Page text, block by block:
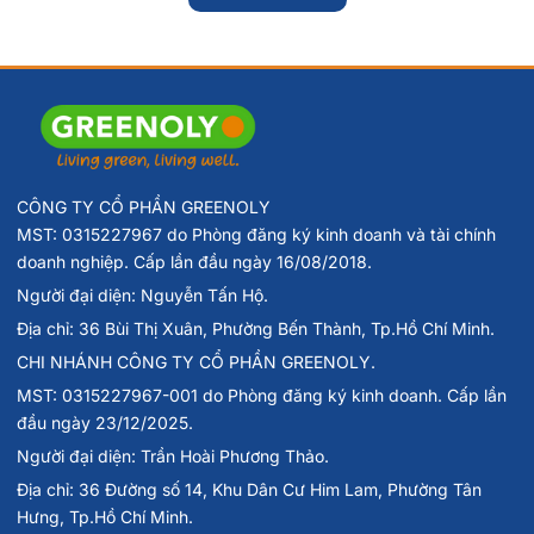
Pawpaw Ointment có dùng được cho môi không?
CÓ. Đây là một trong những công dụng chính – giúp dưỡng
ẩm, làm mềm môi khô, nứt nẻ và phục hồi môi bong tróc
hiệu quả.
4. Kem Sukin Paw Paw Ointment có gây bít tắc lỗ
chân lông không?
KHÔNG. Kết cấu dạng balm mỏng nhẹ, không chứa dầu
khoáng, không gây bí da và phù hợp dùng cho các vùng da
nhạy cảm.
5. Có dùng Sukin Kem Dưỡng Body Care Đu Đủ
Đa Năng Pawpaw Ointment được cho trẻ em hoặc
phụ nữ mang thai không?
CÓ. Thành phần từ thiên nhiên, không paraben, không
hương liệu tổng hợp – an toàn cho trẻ nhỏ và bà bầu. Tuy
nhiên nên test thử trước với trẻ sơ sinh.
CÔNG TY CỔ PHẦN GREENOLY
MST: 0315227967 do Phòng đăng ký kinh doanh và tài chính
doanh nghiệp. Cấp lần đầu ngày 16/08/2018.
Người đại diện: Nguyễn Tấn Hộ.
Địa chỉ: 36 Bùi Thị Xuân, Phường Bến Thành, Tp.Hồ Chí Minh.
CHI NHÁNH CÔNG TY CỔ PHẦN GREENOLY.
MST: 0315227967-001 do Phòng đăng ký kinh doanh. Cấp lần
đầu ngày 23/12/2025.
Người đại diện: Trần Hoài Phương Thảo.
Địa chỉ: 36 Đường số 14, Khu Dân Cư Him Lam, Phường Tân
Hưng, Tp.Hồ Chí Minh.